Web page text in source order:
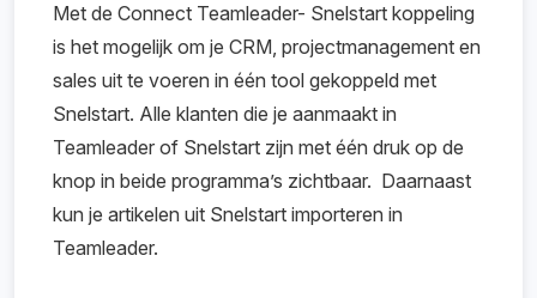
Met de Connect Teamleader- Snelstart koppeling
is het mogelijk om je CRM, projectmanagement en
sales uit te voeren in één tool gekoppeld met
Snelstart. Alle klanten die je aanmaakt in
Teamleader of Snelstart zijn met één druk op de
knop in beide programma’s zichtbaar. Daarnaast
kun je artikelen uit Snelstart importeren in
Teamleader.